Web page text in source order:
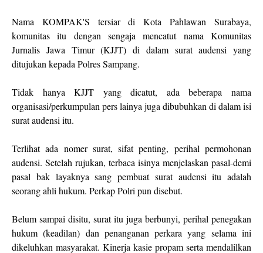
Nama KOMPAK'S tersiar di Kota Pahlawan Surabaya,
komunitas itu dengan sengaja mencatut nama Komunitas
Jurnalis Jawa Timur (KJJT) di dalam surat audensi yang
ditujukan kepada Polres Sampang.
Tidak hanya KJJT yang dicatut, ada beberapa nama
organisasi/perkumpulan pers lainya juga dibubuhkan di dalam isi
surat audensi itu.
Terlihat ada nomer surat, sifat penting, perihal permohonan
audensi. Setelah rujukan, terbaca isinya menjelaskan pasal-demi
pasal bak layaknya sang pembuat surat audensi itu adalah
seorang ahli hukum. Perkap Polri pun disebut.
Belum sampai disitu, surat itu juga berbunyi, perihal penegakan
hukum (keadilan) dan penanganan perkara yang selama ini
dikeluhkan masyarakat. Kinerja kasie propam serta mendalilkan